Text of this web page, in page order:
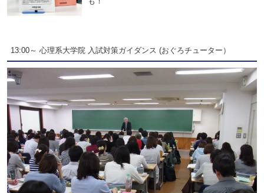
13:00～ 心理系大学院 入試対策ガイダンス (おぐろチューター）